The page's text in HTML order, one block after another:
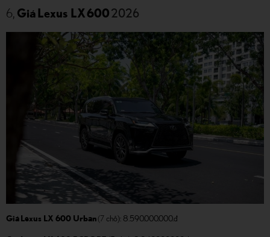
6, Giá Lexus LX 600 2026
Giá Lexus LX 600 Urban (7 chỗ): 8.590.000.000.đ